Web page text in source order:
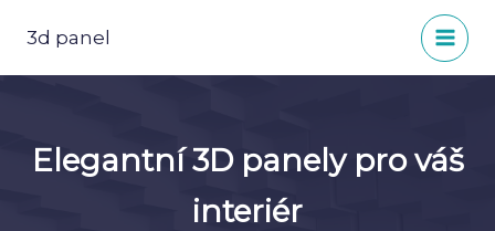
3d panel
Elegantní 3D panely pro váš
interiér